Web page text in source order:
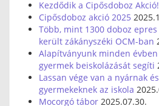
Kezdődik a Cipősdoboz Akció!
Cipősdoboz akció 2025
Több, mint 1300 doboz
került zákányszéki OCM-ban
Alapítványunk minden
gyermek beiskolázását segíti
Lassan vége van a nyárnak
gyermekeknek az iskola
Mocorgó tábor 2025.07.30.